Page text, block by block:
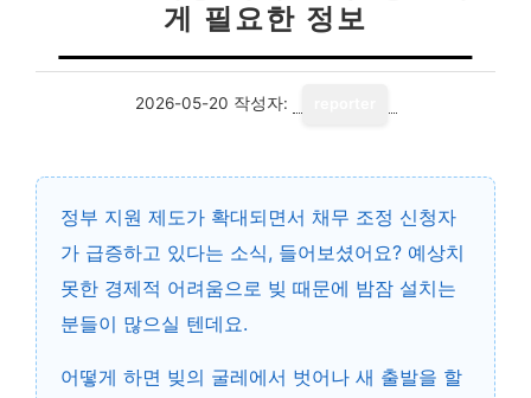
게 필요한 정보
2026-05-20 작성자:
정부 지원 제도가 확대되면서 채무 조정 신청자
가 급증하고 있다는 소식, 들어보셨어요? 예상치
못한 경제적 어려움으로 빚 때문에 밤잠 설치는
분들이 많으실 텐데요.
어떻게 하면 빚의 굴레에서 벗어나 새 출발을 할